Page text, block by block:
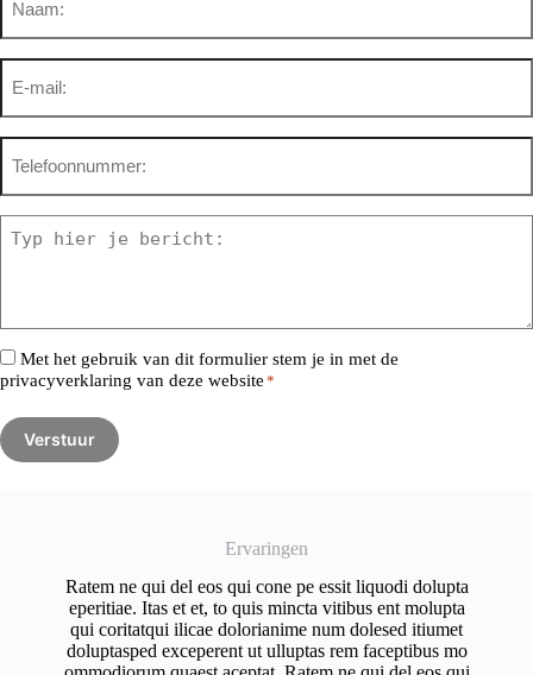
Email
Telefoonnummer
Consent
*
Met het gebruik van dit formulier stem je in met de
privacyverklaring van deze website *
Ervaringen
Ratem ne qui del eos qui cone pe essit liquodi dolupta
eperitiae. Itas et et, to quis mincta vitibus ent molupta
qui coritatqui ilicae dolorianime num dolesed itiumet
doluptasped exceperent ut ulluptas rem faceptibus mo